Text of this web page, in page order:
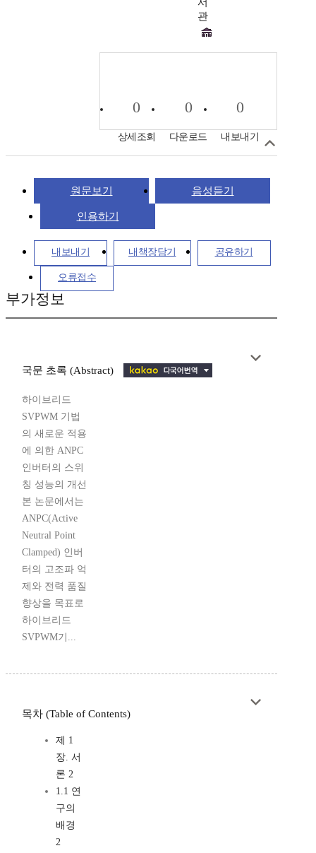
서
관
0
상세조회
0
다운로드
0
내보내기
원문보기 음성듣기
인용하기
내보내기 내책장담기 공유하기
오류접수
부가정보
국문 초록 (Abstract)
하이브리드
SVPWM 기법
의 새로운 적용
에 의한 ANPC
인버터의 스위
칭 성능의 개선
본 논문에서는
ANPC(Active
Neutral Point
Clamped) 인버
터의 고조파 억
제와 전력 품질
향상을 목표로
하이브리드
SVPWM기...
목차 (Table of Contents)
제 1
장. 서
론 2
1.1 연
구의
배경
2